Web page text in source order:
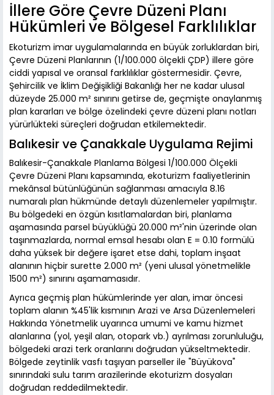
İllere Göre Çevre Düzeni Planı
Hükümleri ve Bölgesel Farklılıklar
Ekoturizm imar uygulamalarında en büyük zorluklardan biri,
Çevre Düzeni Planlarının (1/100.000 ölçekli ÇDP) illere göre
ciddi yapısal ve oransal farklılıklar göstermesidir. Çevre,
Şehircilik ve İklim Değişikliği Bakanlığı her ne kadar ulusal
düzeyde 25.000 m² sınırını getirse de, geçmişte onaylanmış
plan kararları ve bölge özelindeki çevre düzeni planı notları
yürürlükteki süreçleri doğrudan etkilemektedir.
Balıkesir ve Çanakkale Uygulama Rejimi
Balıkesir-Çanakkale Planlama Bölgesi 1/100.000 Ölçekli
Çevre Düzeni Planı kapsamında, ekoturizm faaliyetlerinin
mekânsal bütünlüğünün sağlanması amacıyla 8.16
numaralı plan hükmünde detaylı düzenlemeler yapılmıştır.
Bu bölgedeki en özgün kısıtlamalardan biri, planlama
aşamasında parsel büyüklüğü 20.000 m²'nin üzerinde olan
taşınmazlarda, normal emsal hesabı olan E = 0.10 formülü
daha yüksek bir değere işaret etse dahi, toplam inşaat
alanının hiçbir surette 2.000 m² (yeni ulusal yönetmelikle
1500 m²) sınırını aşamamasıdır.
Ayrıca geçmiş plan hükümlerinde yer alan, imar öncesi
toplam alanın %45'lik kısmının Arazi ve Arsa Düzenlemeleri
Hakkında Yönetmelik uyarınca umumi ve kamu hizmet
alanlarına (yol, yeşil alan, otopark vb.) ayrılması zorunluluğu,
bölgedeki arazi terk oranlarını doğrudan yükseltmektedir.
Bölgede zeytinlik vasfı taşıyan parseller ile "Büyükova"
sınırındaki sulu tarım arazilerinde ekoturizm dosyaları
doğrudan reddedilmektedir.